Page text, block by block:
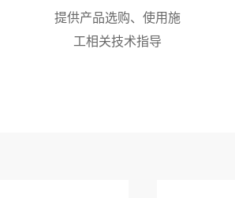
提供产品选购、使用施
工相关技术指导